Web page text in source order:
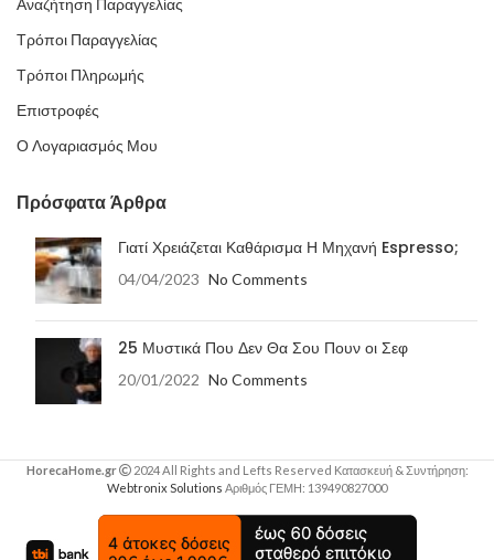
Αναζήτηση Παραγγελίας
Τρόποι Παραγγελίας
Τρόποι Πληρωμής
Επιστροφές
Ο Λογαριασμός Μου
Πρόσφατα Άρθρα
Γιατί Χρειάζεται Καθάρισμα Η Μηχανή Espresso;
04/04/2023 No Comments
25 Μυστικά Που Δεν Θα Σου Πουν οι Σεφ
20/01/2022 No Comments
HorecaHome.gr
2024 All Rights and Lefts Reserved Κατασκευή & Συντήρηση:
Webtronix Solutions Αριθμός ΓΕΜΗ: 139490827000